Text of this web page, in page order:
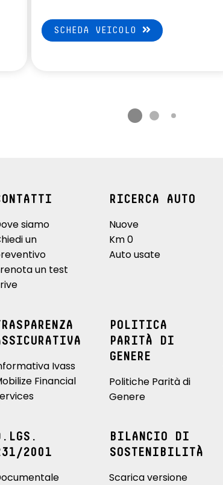
SCHEDA VEICOLO
siamo
un
un test
RICERCA AUTO
Nuove
Km 0
Auto usate
Ivass
Financial
POLITICA
PARITÀ DI
GENERE
Politiche Parità di
Genere
2001
BILANCIO DI
SOSTENIBILITÀ
Scarica versione